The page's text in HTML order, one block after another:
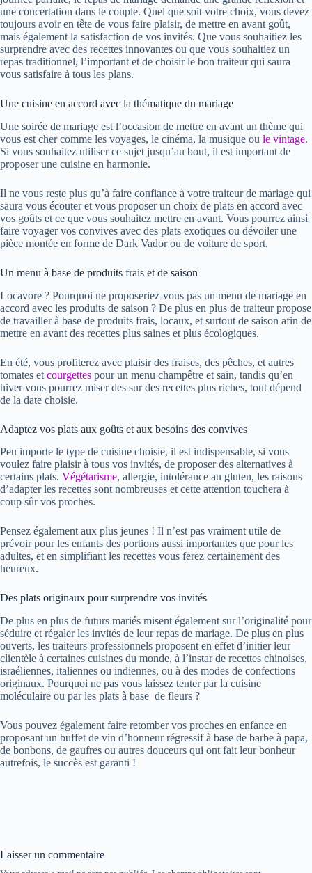
une concertation dans le couple. Quel que soit votre choix, vous devez
toujours avoir en tête de vous faire plaisir, de mettre en avant goût,
mais également la satisfaction de vos invités. Que vous souhaitiez les
surprendre avec des recettes innovantes ou que vous souhaitiez un
repas traditionnel, l’important et de choisir le bon traiteur qui saura
vous satisfaire à tous les plans.
Une cuisine en accord avec la thématique du mariage
Une soirée de mariage est l’occasion de mettre en avant un thème qui
vous est cher comme les voyages, le cinéma, la musique ou le vintage.
Si vous souhaitez utiliser ce sujet jusqu’au bout, il est important de
proposer une cuisine en harmonie.
Il ne vous reste plus qu’à faire confiance à votre traiteur de mariage qui
saura vous écouter et vous proposer un choix de plats en accord avec
vos goûts et ce que vous souhaitez mettre en avant. Vous pourrez ainsi
faire voyager vos convives avec des plats exotiques ou dévoiler une
pièce montée en forme de Dark Vador ou de voiture de sport.
Un menu à base de produits frais et de saison
Locavore ? Pourquoi ne proposeriez-vous pas un menu de mariage en
accord avec les produits de saison ? De plus en plus de traiteur propose
de travailler à base de produits frais, locaux, et surtout de saison afin de
mettre en avant des recettes plus saines et plus écologiques.
En été, vous profiterez avec plaisir des fraises, des pêches, et autres
tomates et courgettes pour un menu champêtre et sain, tandis qu’en
hiver vous pourrez miser des sur des recettes plus riches, tout dépend
de la date choisie.
Adaptez vos plats aux goûts et aux besoins des convives
Peu importe le type de cuisine choisie, il est indispensable, si vous
voulez faire plaisir à tous vos invités, de proposer des alternatives à
certains plats. Végétarisme, allergie, intolérance au gluten, les raisons
d’adapter les recettes sont nombreuses et cette attention touchera à
coup sûr vos proches.
Pensez également aux plus jeunes ! Il n’est pas vraiment utile de
prévoir pour les enfants des portions aussi importantes que pour les
adultes, et en simplifiant les recettes vous ferez certainement des
heureux.
Des plats originaux pour surprendre vos invités
De plus en plus de futurs mariés misent également sur l’originalité pour
séduire et régaler les invités de leur repas de mariage. De plus en plus
ouverts, les traiteurs professionnels proposent en effet d’initier leur
clientèle à certaines cuisines du monde, à l’instar de recettes chinoises,
israéliennes, italiennes ou indiennes, ou à des modes de confections
originaux. Pourquoi ne pas vous laissez tenter par la cuisine
moléculaire ou par les plats à base de fleurs ?
Vous pouvez également faire retomber vos proches en enfance en
proposant un buffet de vin d’honneur régressif à base de barbe à papa,
de bonbons, de gaufres ou autres douceurs qui ont fait leur bonheur
autrefois, le succès est garanti !
Laisser un commentaire